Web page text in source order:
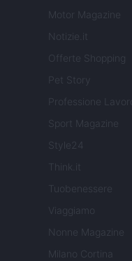
Motor Magazine
Notizie.it
Offerte Shopping
Pet Story
Professione Lavoro
Sport Magazine
Style24
Think.it
Tuobenessere
Viaggiamo
Nonne Magazine
Milano Cortina